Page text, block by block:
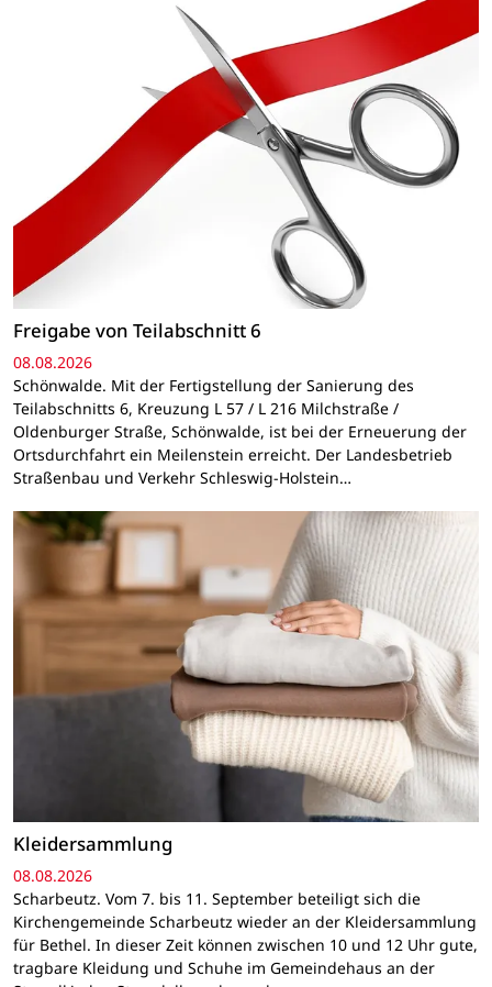
Freigabe von Teilabschnitt 6
08.08.2026
Schönwalde. Mit der Fertigstellung der Sanierung des
Teilabschnitts 6, Kreuzung L 57 / L 216 Milchstraße /
Oldenburger Straße, Schönwalde, ist bei der Erneuerung der
Ortsdurchfahrt ein Meilenstein erreicht. Der Landesbetrieb
Straßenbau und Verkehr Schleswig-Holstein…
Kleidersammlung
08.08.2026
Scharbeutz. Vom 7. bis 11. September beteiligt sich die
Kirchengemeinde Scharbeutz wieder an der Kleidersammlung
für Bethel. In dieser Zeit können zwischen 10 und 12 Uhr gute,
tragbare Kleidung und Schuhe im Gemeindehaus an der